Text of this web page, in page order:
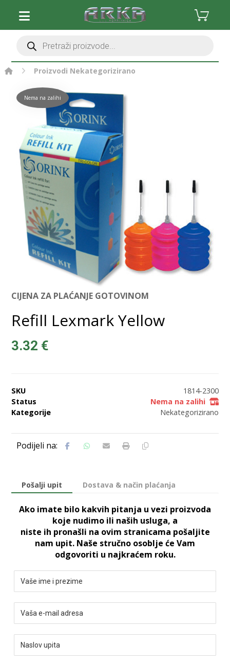
Proizvodi Nekategorizirano
Nema na zalihi
CIJENA ZA PLAĆANJE GOTOVINOM
Refill Lexmark Yellow
3.32 €
SKU
1814-2300
Status
Nema na zalihi
Kategorije
Nekategorizirano
Pošalji upit Dostava & način plaćanja
Ako imate bilo kakvih pitanja u vezi proizvoda
koje nudimo ili naših usluga, a
niste ih pronašli na ovim stranicama pošaljite
nam upit. Naše stručno osoblje će Vam
odgovoriti u najkraćem roku.